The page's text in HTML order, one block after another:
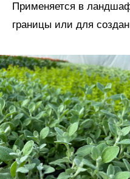
Применяется в
границы или для